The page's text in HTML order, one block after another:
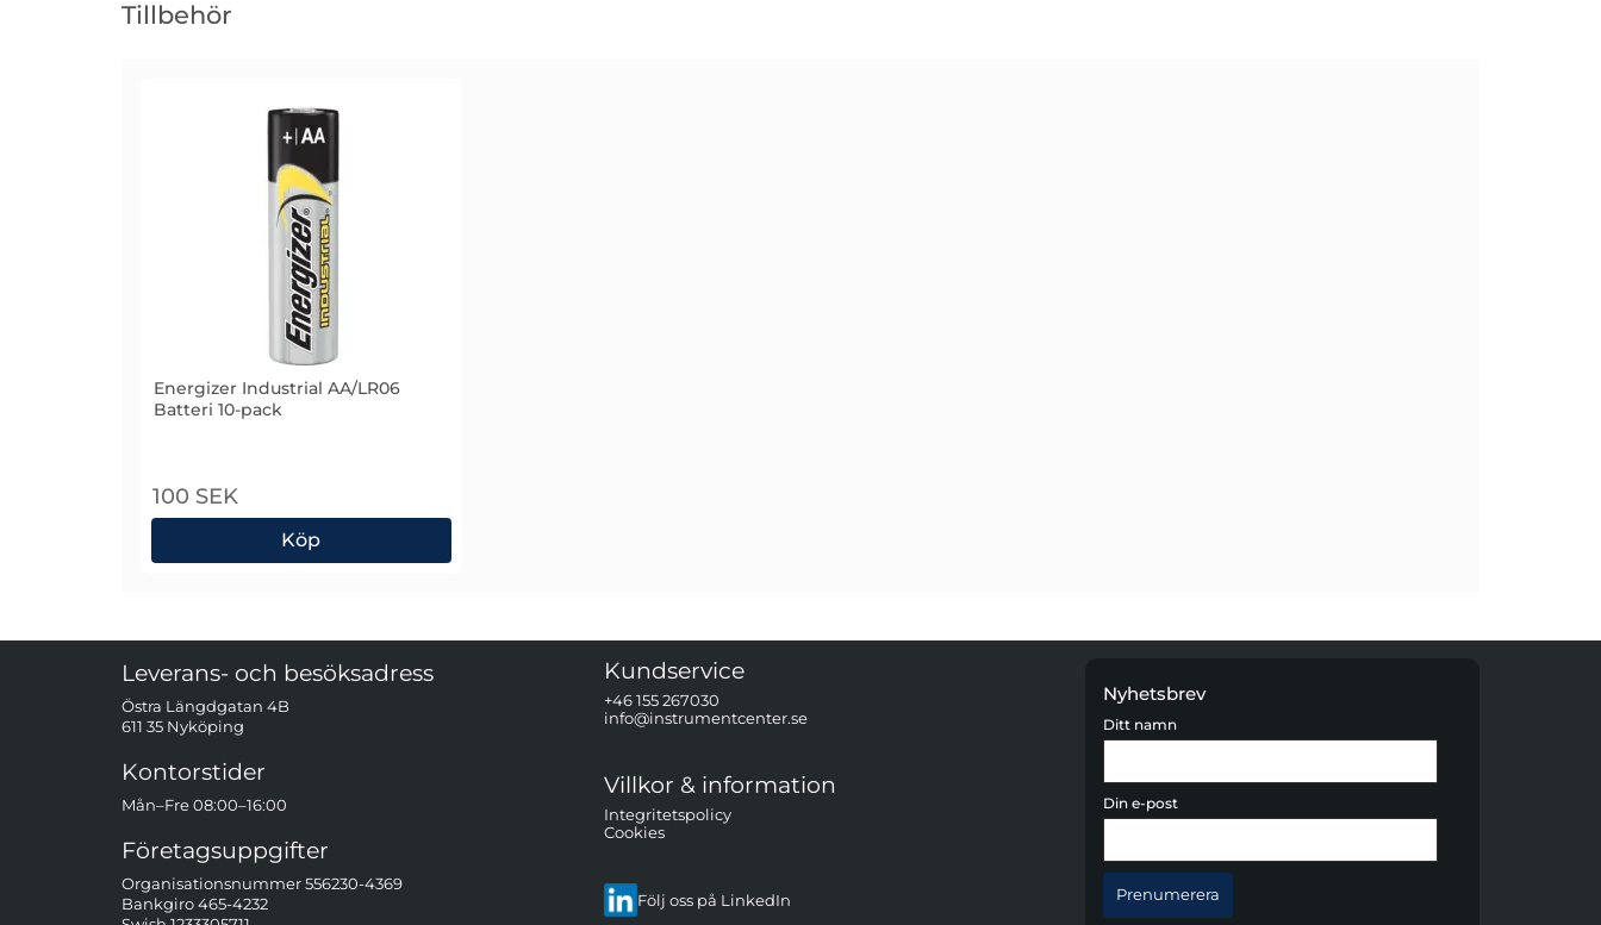
Tillbehör
Energizer Industrial AA/LR06
Batteri 10-pack
100 SEK
Köp
Energizer Industrial AA/LR06 Batteri 10-pack
Sidfot Blandad info och länkar
Leverans- och besöksadress
Östra Längdgatan 4B
611 35 Nyköping
Kontorstider
Mån–Fre 08:00–16:00
Företagsuppgifter
Organisationsnummer 556230-4369
Bankgiro 465-4232
Kundservice
+46 155 267030
info@instrumentcenter.se
Villkor & information
Integritetspolicy
Cookies
Följ oss på LinkedIn
Nyhetsbrev
Ditt namn
Din e-post